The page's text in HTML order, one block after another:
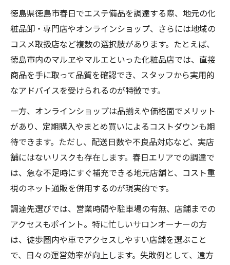
安心エステ環境を支える備品運用法
エステサロンで安全性を高める備品活用術
徳島市春日で求められる衛生的な運用方法
エステ備品のメンテナンス頻度と実践例
備品運用でサロン信頼度アップを目指す
徳島県徳島市春日でエステ備品を調達する際、地元の化
粧品卸・専門店やオンラインショップ、さらには地域の
コスメ取扱店など複数の選択肢があります。たとえば、
徳島市内のマルヱやマルエといった化粧品店では、直接
商品を手に取って品質を確認でき、スタッフから実用的
なアドバイスを受けられるのが特徴です。
一方、オンラインショップは品揃えや価格面でメリット
があり、定期購入やまとめ買いによるコストダウンも期
待できます。ただし、配送日数や不良品対応など、実店
舗にはないリスクも存在します。春日エリアでの調達で
は、急な不足時にすぐ補充できる地元店舗と、コスト重
視のネット通販を併用するのが現実的です。
調達先選びでは、営業時間や駐車場の有無、店舗までの
アクセスもポイント。特に忙しいサロンオーナーの方
は、徒歩圏内や車でアクセスしやすい店舗を選ぶこと
で、日々の運営効率が向上します。失敗例として、遠方